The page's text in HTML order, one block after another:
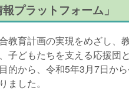
プラットフォーム」
育計画の実現をめざし、
子どもたちを支える応援団
的から、令和5年3月7日か
した。